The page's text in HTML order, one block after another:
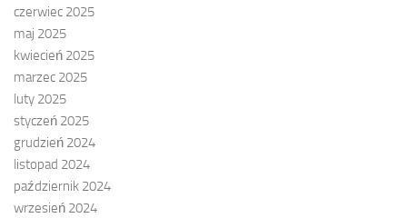
czerwiec 2025
maj 2025
kwiecień 2025
marzec 2025
luty 2025
styczeń 2025
grudzień 2024
listopad 2024
październik 2024
wrzesień 2024